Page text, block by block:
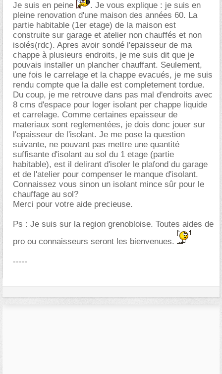
Je suis en peine
. Je vous explique : je suis en
pleine renovation d'une maison des années 60. La
partie habitable (1er etage) de la maison est
construite sur garage et atelier non chauffés et non
isolés(rdc). Apres avoir sondé l'epaisseur de ma
chappe à plusieurs endroits, je me suis dit que je
pouvais installer un plancher chauffant. Seulement,
une fois le carrelage et la chappe evacués, je me suis
rendu compte que la dalle est completement tordue.
Du coup, je me retrouve dans pas mal d'endroits avec
8 cms d'espace pour loger isolant per chappe liquide
et carrelage. Comme certaines epaisseur de
materiaux sont reglementées, je dois donc jouer sur
l'epaisseur de l'isolant. Je me pose la question
suivante, ne pouvant pas mettre une quantité
suffisante d'isolant au sol du 1 etage (partie
habitable), est il delirant d'isoler le plafond du garage
et de l'atelier pour compenser le manque d'isolant.
Connaissez vous sinon un isolant mince sûr pour le
chauffage au sol?
Merci pour votre aide precieuse.
Ps : Je suis sur la region grenobloise. Toutes aides de
pro ou connaisseurs seront les bienvenues.
-----